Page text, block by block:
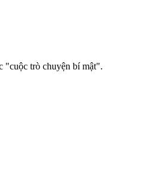
"cuộc trò chuyện bí mật".